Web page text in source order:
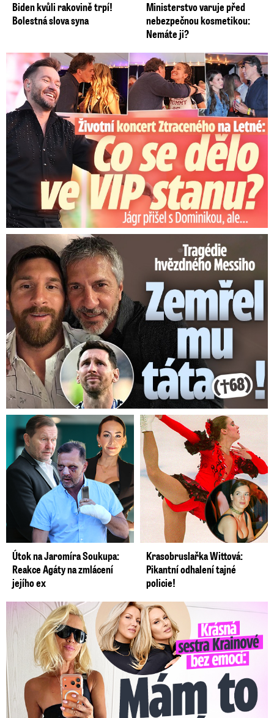
Biden kvůli rakovině trpí!
Bolestná slova syna
Ministerstvo varuje před
nebezpečnou kosmetikou:
Nemáte ji?
Koncert Ztraceného na Letné: Jágr přišel s Dominikou, ale...
Tragédie hvězdného Messiho: Zemřel mu táta (†68)!
Útok na Jaromíra Soukupa:
Reakce Agáty na zmlácení
jejího ex
Krasobruslařka Wittová:
Pikantní odhalení tajné
policie!
Krásná sestra Krainové bez emocí: Mám to za pár…